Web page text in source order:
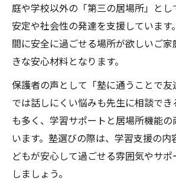
庭や学校以外の「第三の居場所」とし
安定や社会性の発達を支援しています
間に安全に過ごせる場所が欲しいご家
きな安心材料となります。
保護者の声として「塾に通うことで
では話しにくい悩みも先生に相談で
も多く、学習サポートと居場所機能の
います。塾選びの際は、学習支援の
どもが安心して過ごせる雰囲気やサ
しましょう。